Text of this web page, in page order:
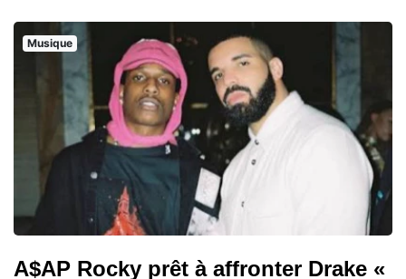
Musique
A$AP Rocky prêt à affronter Drake «